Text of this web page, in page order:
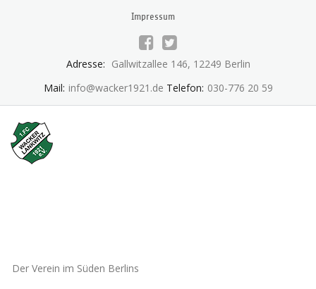
Impressum
Adresse: Gallwitzallee 146, 12249 Berlin
Mail: info@wacker1921.de Telefon: 030-776 20 59
Der Verein im Süden Berlins